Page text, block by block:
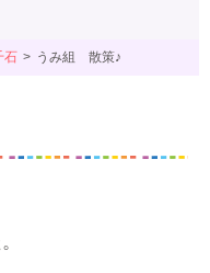
石 うみ組 散策♪